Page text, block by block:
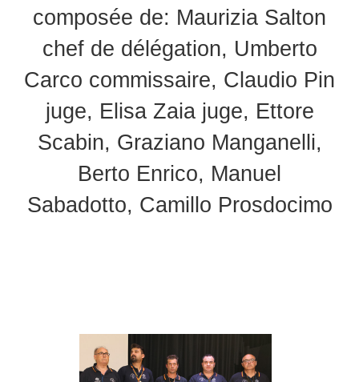
composée de: Maurizia Salton
chef de délégation, Umberto
Carco commissaire, Claudio Pin
juge, Elisa Zaia juge, Ettore
Scabin, Graziano Manganelli,
Berto Enrico, Manuel
Sabadotto, Camillo Prosdocimo